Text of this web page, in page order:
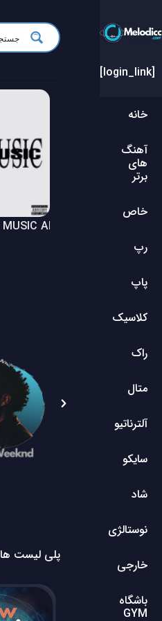
[login_link]
خانه
آهنگ
های
برتر
خاص
رپ
پاپ
کلاسیک
راک
متال
آلترناتیو
سایکو
شاد
نوستالژی
خارجی
باشگاه
GYM
Album
4 U Album
پلی لیست ها